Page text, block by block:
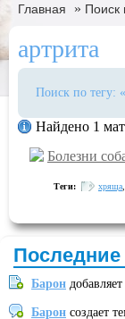
Главная » Поиск
артрита
Поиск по тегу: «
Найдено 1
Болезни
Теги: хряща
Последние
Барон
Барон создает